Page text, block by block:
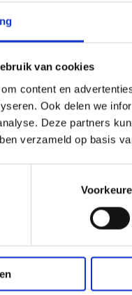
van cookies
content en
Ook delen we
Deze partners
verzameld op basis
feliciteert alle
Met trots
wij al onze
twee dagen van
voorbij. Het